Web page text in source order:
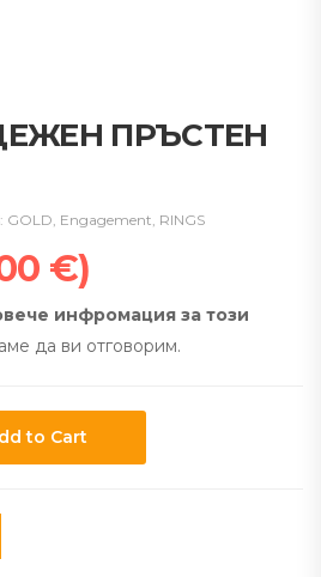
ПРЪСТЕН
GOLD, Engagement, RINGS
€)
инфромация за този
да ви отговорим.
to Cart